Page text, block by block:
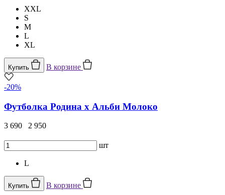
XXL
S
M
L
XL
Купить В корзине
-20%
Футболка Родина х Альби Молоко
3 690 2 950
шт
L
Купить В корзине